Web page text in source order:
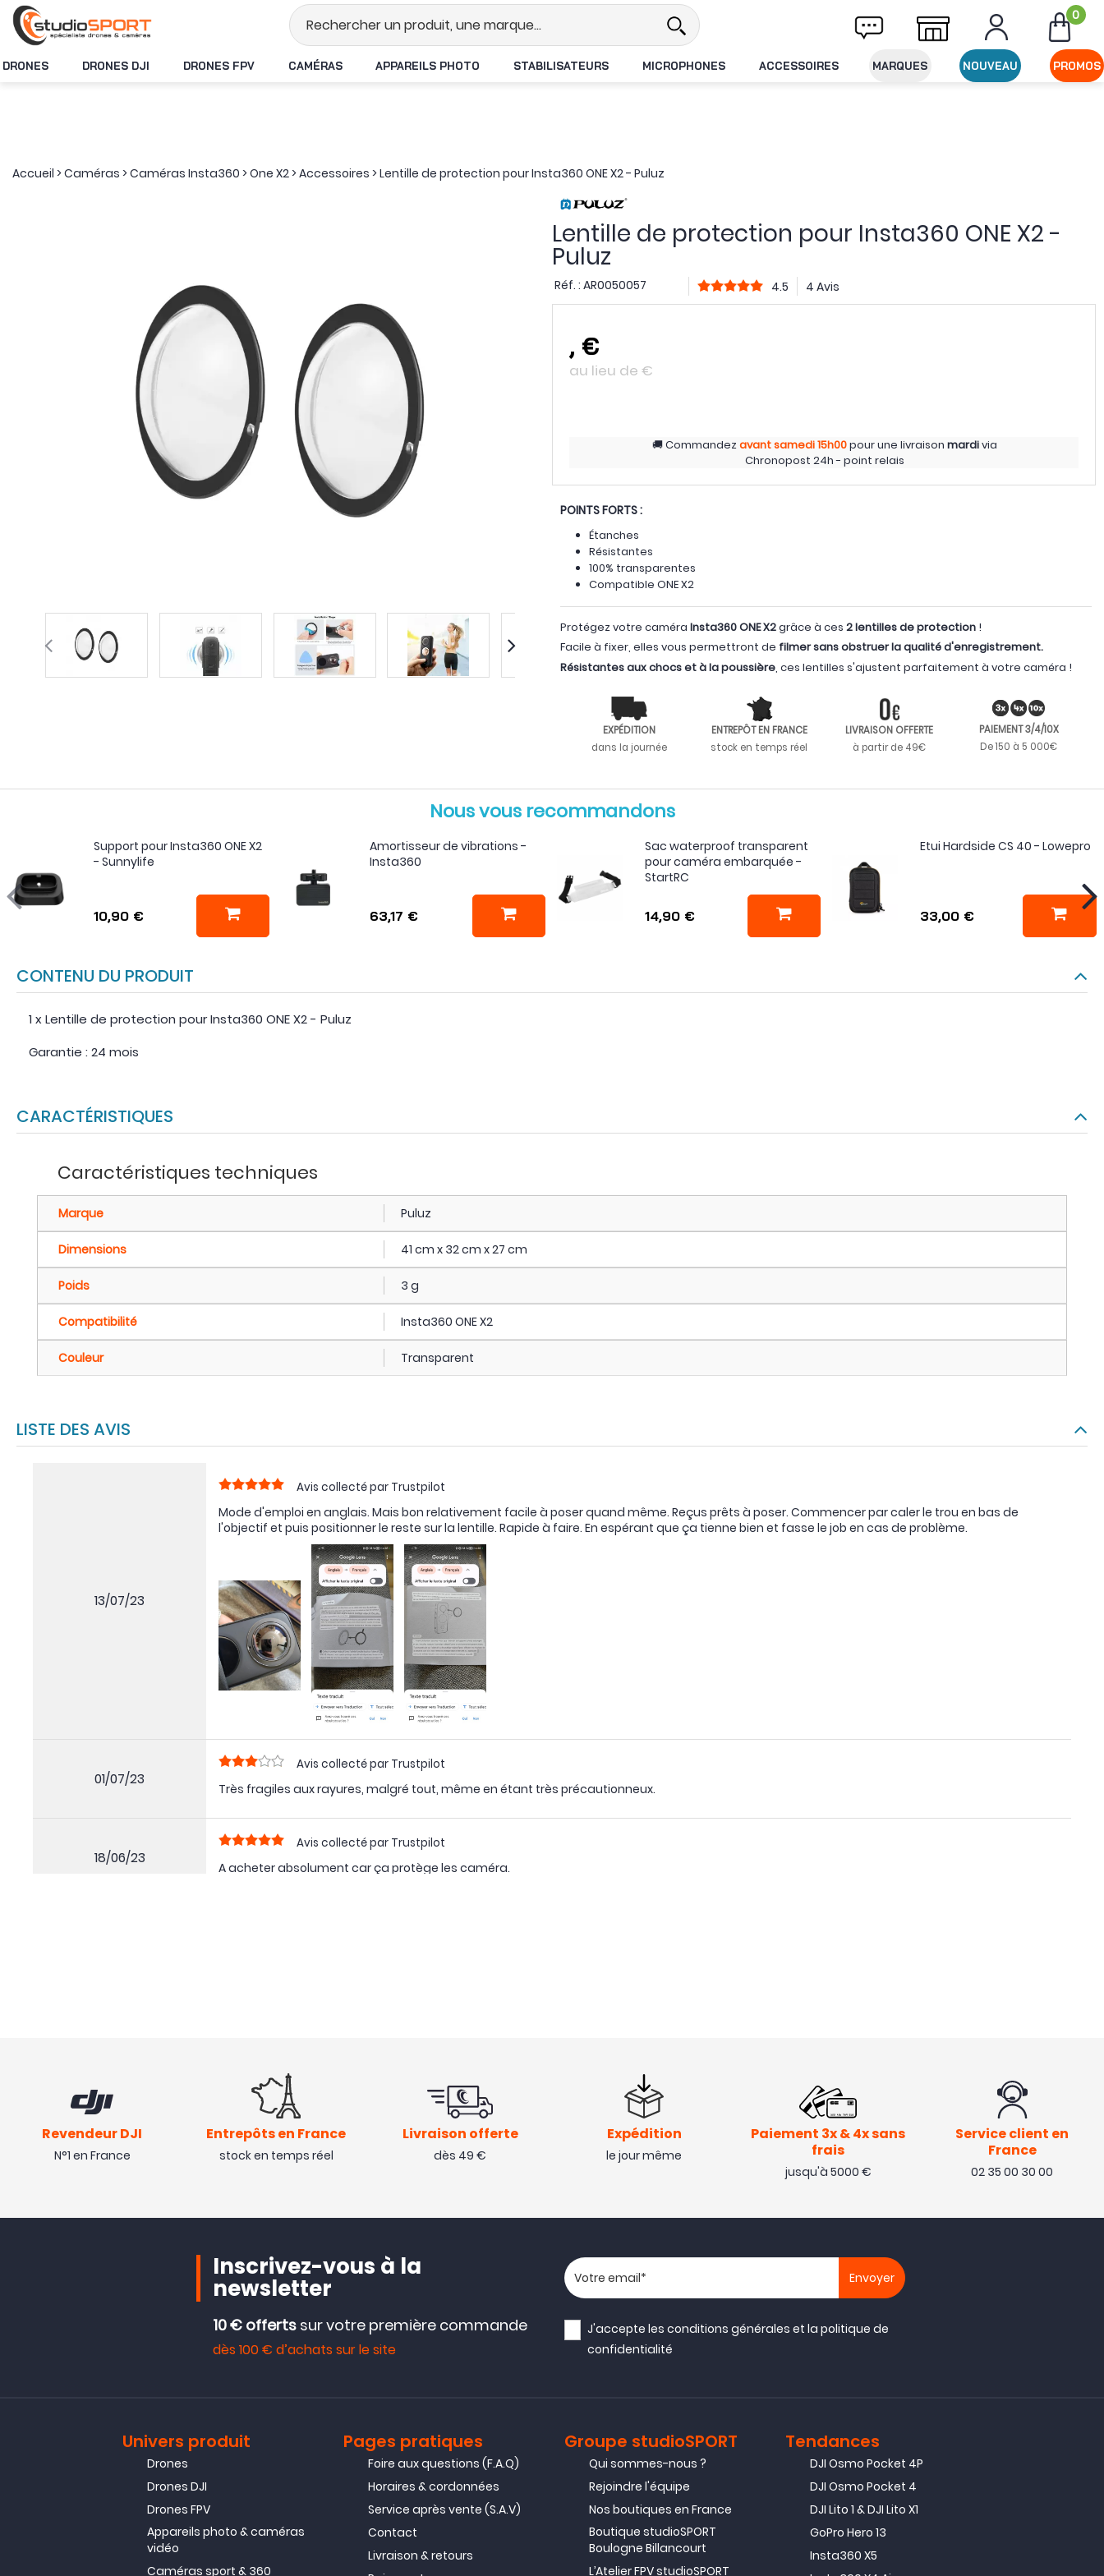
Stock en temps réel Livraison offerte dès 49€ d'achat 0
DRONES DRONES DJI DRONES FPV CAMÉRAS APPAREILS PHOTO STABILISATEURS MICROPHONES ACCESSOIRES MARQUES NOUVEAU PROMOS
Accueil >Caméras >Caméras Insta360 >One X2>Accessoires >Lentille de protection pour Insta360 ONE X2 - Puluz
Lentille de protection pour Insta360 ONE X2 -
Puluz
Réf. : AR0050057 4.5 4 Avis
, €
au lieu de €
Commandezavant samedi15h00pour une livraison mardivia
Chronopost 24h - point relais
POINTS FORTS :
Étanches
Résistantes
100% transparentes
Compatible ONE X2
Protégez votre caméra Insta360 ONE X2grâce à ces 2 lentilles de protection !
Facile à fixer, elles vous permettront de filmer sans obstruer la qualité d'enregistrement.
Résistantes aux chocs et à la poussière , ces lentilles s'ajustent parfaitement à votre caméra !
EXPÉDITION
dans la journée
ENTREPÔT EN FRANCE
stock en temps réel
LIVRAISON OFFERTE
à partir de 49€
PAIEMENT 3/4/10X
De 150 à 5 000€
Nous vous recommandons
Support pour Insta360 ONE X2
- Sunnylife
10,90 €
Amortisseur de vibrations -
Insta360
63,17 €
Sac waterproof transparent
pour caméra embarquée -
StartRC
14,90 €
Etui Hardside CS 40 - Lowepro
33,00 €
CONTENU DU PRODUIT
1 x Lentille de protection pour Insta360 ONE X2 - Puluz
Garantie : 24 mois
CARACTÉRISTIQUES
Caractéristiques techniques
Marque Puluz
Dimensions 41 cm x 32 cm x 27 cm
Poids 3 g
Compatibilité Insta360 ONE X2
Couleur Transparent
LISTE DES AVIS
13/07/23
Avis collecté par Trustpilot
Mode d'emploi en anglais. Mais bon relativement facile à poser quand même. Reçus prêts à poser. Commencer par caler le trou en bas de
l'objectif et puis positionner le reste sur la lentille. Rapide à faire. En espérant que ça tienne bien et fasse le job en cas de problème.
01/07/23
Avis collecté par Trustpilot
Très fragiles aux rayures, malgré tout, même en étant très précautionneux.
18/06/23
Avis collecté par Trustpilot
A acheter absolument car ça protège les caméra.
Revendeur DJI
N°1 en France
Entrepôts en France
stock en temps réel
Livraison offerte
dès 49 €
Expédition
le jour même
Paiement 3x & 4x sans
frais
jusqu'à 5000 €
Service client en
France
02 35 00 30 00
Inscrivez-vous à la
newsletter
10 € offerts sur votre première commande
dès 100 € d’achats sur le site
Votre adresse email
J'accepte lesconditions générales et lapolitique de
confidentialité
Univers produit
Drones
Drones DJI
Drones FPV
Appareils photo & caméras
vidéo
Caméras sport & 360
Pages pratiques
Foire aux questions (F.A.Q)
Horaires & cordonnées
Service après vente (S.A.V)
Contact
Livraison & retours
Groupe studioSPORT
Qui sommes-nous ?
Rejoindre l'équipe
Nos boutiques en France
Boutique studioSPORT
Boulogne Billancourt
L’Atelier FPV studioSPORT
Tendances
DJI Osmo Pocket 4P
DJI Osmo Pocket 4
DJI Lito 1 & DJI Lito X1
GoPro Hero 13
Insta360 X5